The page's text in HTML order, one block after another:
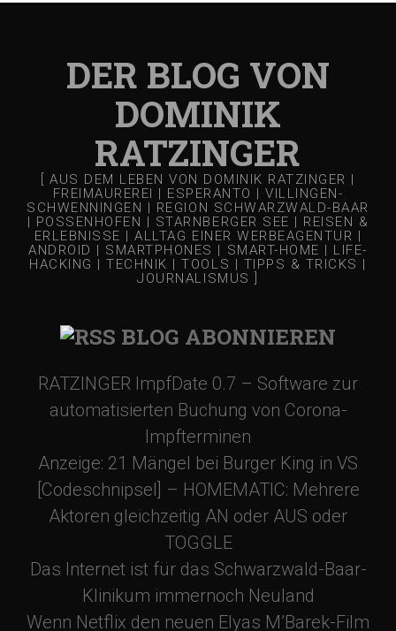
DER BLOG VON
DOMINIK
RATZINGER
[ AUS DEM LEBEN VON DOMINIK RATZINGER |
FREIMAUREREI | ESPERANTO | VILLINGEN-
SCHWENNINGEN | REGION SCHWARZWALD-BAAR
| POSSENHOFEN | STARNBERGER SEE | REISEN &
ERLEBNISSE | ALLTAG EINER WERBEAGENTUR |
ANDROID | SMARTPHONES | SMART-HOME | LIFE-
HACKING | TECHNIK | TOOLS | TIPPS & TRICKS |
JOURNALISMUS ]
BLOG ABONNIEREN
RATZINGER ImpfDate 0.7 – Software zur
automatisierten Buchung von Corona-
Impfterminen
Anzeige: 21 Mängel bei Burger King in VS
[Codeschnipsel] – HOMEMATIC: Mehrere
Aktoren gleichzeitig AN oder AUS oder
TOGGLE
Das Internet ist für das Schwarzwald-Baar-
Klinikum immernoch Neuland
Wenn Netflix den neuen Elyas M’Barek-Film